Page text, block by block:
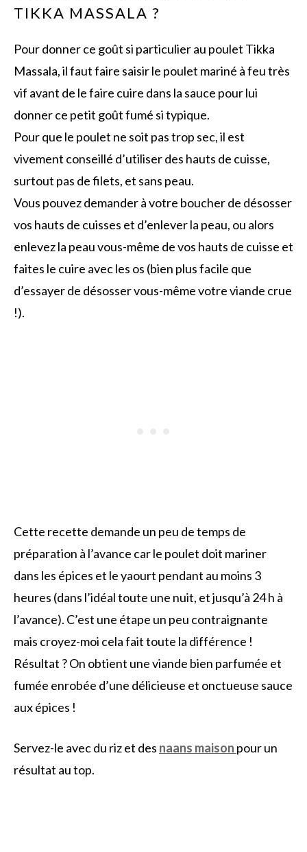
TIKKA MASSALA ?
Pour donner ce goût si particulier au poulet Tikka
Massala, il faut faire saisir le poulet mariné à feu très
vif avant de le faire cuire dans la sauce pour lui
donner ce petit goût fumé si typique.
Pour que le poulet ne soit pas trop sec, il est
vivement conseillé d’utiliser des hauts de cuisse,
surtout pas de filets, et sans peau.
Vous pouvez demander à votre boucher de désosser
vos hauts de cuisses et d’enlever la peau, ou alors
enlevez la peau vous-même de vos hauts de cuisse et
faites le cuire avec les os (bien plus facile que
d’essayer de désosser vous-même votre viande crue
!).
Cette recette demande un peu de temps de
préparation à l’avance car le poulet doit mariner
dans les épices et le yaourt pendant au moins 3
heures (dans l’idéal toute une nuit, et jusqu’à 24 h à
l’avance). C’est une étape un peu contraignante
mais croyez-moi cela fait toute la différence !
Résultat ? On obtient une viande bien parfumée et
fumée enrobée d’une délicieuse et onctueuse sauce
aux épices !
Servez-le avec du riz et des naans maison pour un
résultat au top.